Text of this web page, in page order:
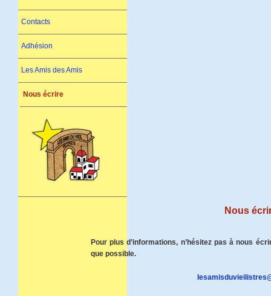
Contacts
Adhésion
Les Amis des Amis
Nous écrire
Nous
Pour plus d’informations, n’hésitez pas à nous
que possible.